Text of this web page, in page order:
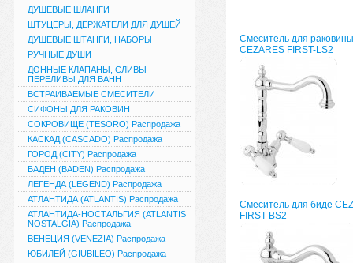
ДУШЕВЫЕ ШЛАНГИ
ШТУЦЕРЫ, ДЕРЖАТЕЛИ ДЛЯ ДУШЕЙ
ДУШЕВЫЕ ШТАНГИ, НАБОРЫ
РУЧНЫЕ ДУШИ
ДОННЫЕ КЛАПАНЫ, СЛИВЫ-
ПЕРЕЛИВЫ ДЛЯ ВАНН
ВСТРАИВАЕМЫЕ СМЕСИТЕЛИ
СИФОНЫ ДЛЯ РАКОВИН
СОКРОВИЩЕ (TESORO) Распродажа
КАСКАД (CASCADO) Распродажа
ГОРОД (CITY) Распродажа
БАДЕН (BADEN) Распродажа
ЛЕГЕНДА (LEGEND) Распродажа
АТЛАНТИДА (ATLANTIS) Распродажа
АТЛАНТИДА-НОСТАЛЬГИЯ (ATLANTIS
NOSTALGIA) Распродажа
ВЕНЕЦИЯ (VENEZIA) Распродажа
ЮБИЛЕЙ (GIUBILEO) Распродажа
Смеситель для раковины
CEZARES FIRST-LS2
Смеситель для биде
FIRST-BS2